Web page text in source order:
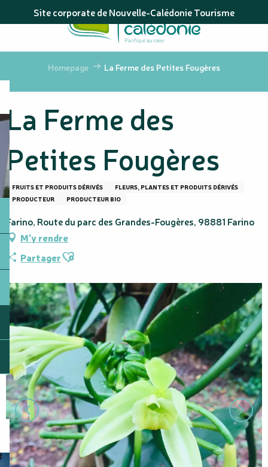
au
principal
Site corporate de Nouvelle-Calédonie Tourisme
Homepage La Ferme des Petites Fougères
La Ferme des
Petites Fougères
FRUITS ET PRODUITS DÉRIVÉS
FLEURS, PLANTES ET PRODUITS DÉRIVÉS
PRODUCTEUR
PRODUCTEUR BIO
Farino, Route du parc des Grandes-Fougères, 98881 Farino
M'y rendre
PartagerAjouter aux favoris